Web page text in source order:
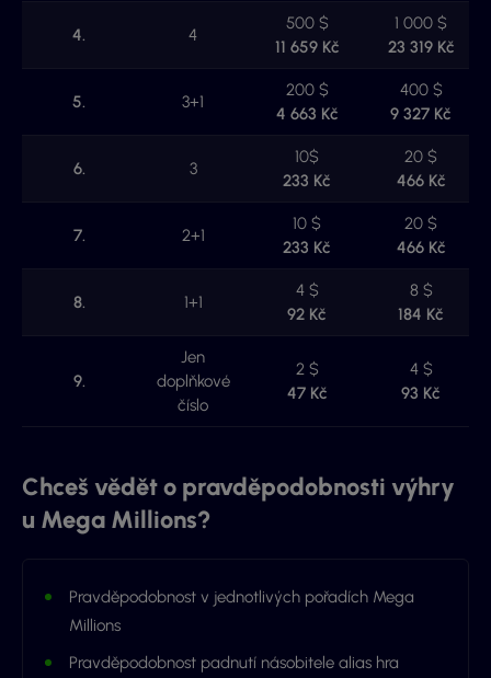
4. 4
500 $
11 659 Kč
1 000 $
23 319 Kč
5. 3+1
200 $
4 663 Kč
400 $
9 327 Kč
6. 3
10$
233 Kč
20 $
466 Kč
7. 2+1
10 $
233 Kč
20 $
466 Kč
8. 1+1
4 $
92 Kč
8 $
184 Kč
9.
Jen
doplňkové
číslo
2 $
47 Kč
4 $
93 Kč
Chceš vědět o pravděpodobnosti výhry
u Mega Millions?
Pravděpodobnost v jednotlivých pořadích Mega
Millions
Pravděpodobnost padnutí násobitele alias hra